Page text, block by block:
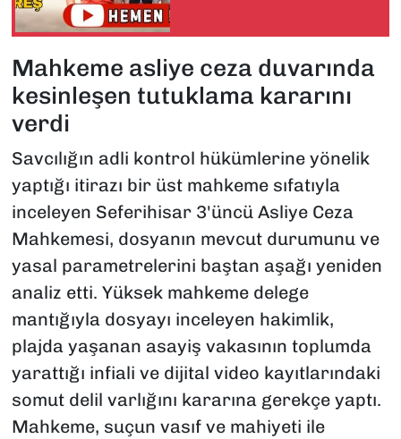
Mahkeme asliye ceza duvarında
kesinleşen tutuklama kararını
verdi
Savcılığın adli kontrol hükümlerine yönelik
yaptığı itirazı bir üst mahkeme sıfatıyla
inceleyen Seferihisar 3'üncü Asliye Ceza
Mahkemesi, dosyanın mevcut durumunu ve
yasal parametrelerini baştan aşağı yeniden
analiz etti. Yüksek mahkeme delege
mantığıyla dosyayı inceleyen hakimlik,
plajda yaşanan asayiş vakasının toplumda
yarattığı infiali ve dijital video kayıtlarındaki
somut delil varlığını kararına gerekçe yaptı.
Mahkeme, suçun vasıf ve mahiyeti ile